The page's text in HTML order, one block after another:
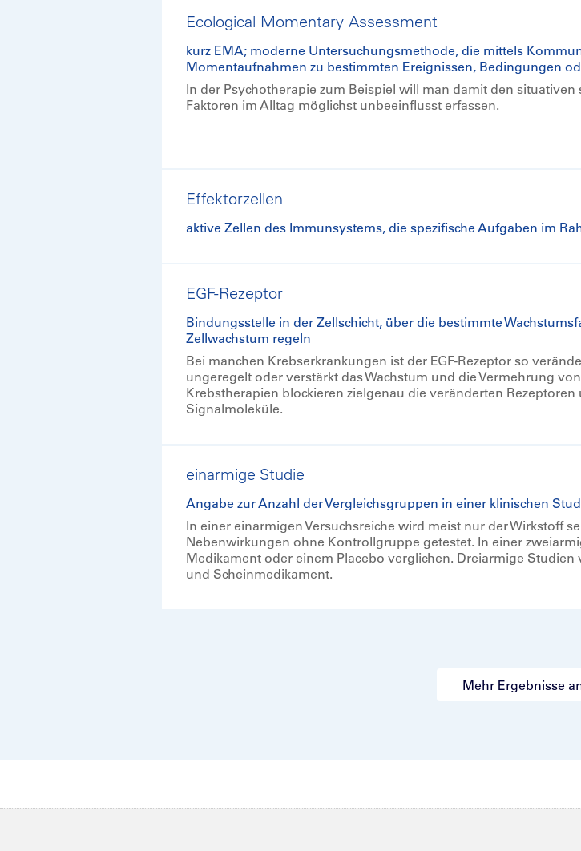
Ecological Momentary Assessment
kurz EMA; moderne Untersuchungsmethode, die mittels
Momentaufnahmen zu bestimmten Ereignissen, Bedingungen
In der Psychotherapie zum Beispiel will man damit den
Faktoren im Alltag möglichst unbeeinflusst erfassen.
Effektorzellen
aktive Zellen des Immunsystems, die spezifische Aufgaben im
EGF-Rezeptor
Bindungsstelle in der Zellschicht, über die bestimmte
Zellwachstum regeln
Bei manchen Krebserkrankungen ist der EGF-Rezeptor so
ungeregelt oder verstärkt das Wachstum und die Vermehrung
Krebstherapien blockieren zielgenau die veränderten
Signalmoleküle.
einarmige Studie
Angabe zur Anzahl der Vergleichsgruppen in einer klinischen
In einer einarmigen Versuchsreiche wird meist nur der Wirkstoff
Nebenwirkungen ohne Kontrollgruppe getestet. In einer
Medikament oder einem Placebo verglichen. Dreiarmige
und Scheinmedikament.
Mehr Ergebnisse